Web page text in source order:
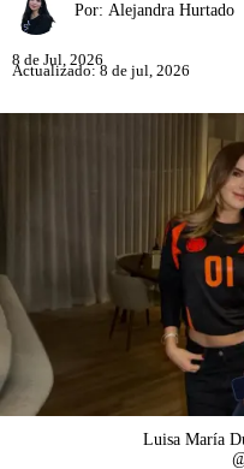
Por: Alejandra Hurtado
8 de Jul, 2026
Actualizado: 8 de jul, 2026
Luisa María